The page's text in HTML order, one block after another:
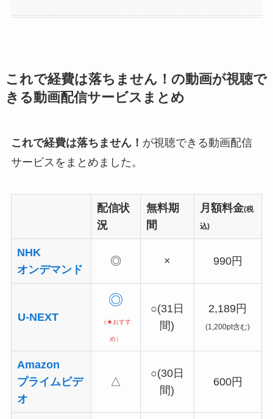
これで経費は落ちません！の動画が視聴で
きる動画配信サービスまとめ
これで経費は落ちません！ が視聴できる動画配信
サービスをまとめました。
配信状
況
無料期
間
月額料金(税
込)
NHK
オンデマンド
◎ × 990円
U-NEXT
◎
（★おすす
め）
○(31日
間)
2,189円
(1,200pt含む)
Amazon
プライムビデ
オ
△
○(30日
間)
600円